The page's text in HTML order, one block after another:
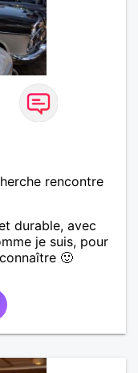
rencontre
durable, avec
je suis, pour
🙂